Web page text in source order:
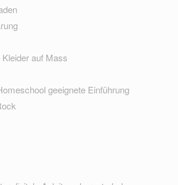
auf Mass
geeignete Einführung